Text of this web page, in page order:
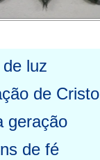
luz
de Cristo
geração
de fé